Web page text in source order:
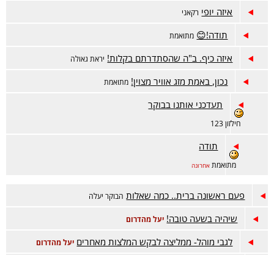
איזה יופי רקאני
תודה!😊 מתואמת
איזה כיף. ב"ה שהסתדרתם בקלות! יראת גאולה
נכון, באמת מזג אוויר מצוין! מתואמת
תעדכני אותנו בבוקר
חילזון 123
תודה
מתואמת אחרונה
פעם ראשונה ברית.. כמה שאלות הבוקר יעלה
שיהיה בשעה טובה! יעל מהדרום
לגבי מוהל- ממליצה לבקש המלצות מאחרים יעל מהדרום